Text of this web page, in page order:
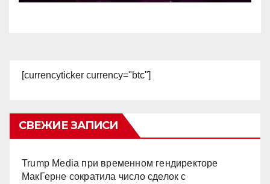
[currencyticker currency="btc"]
СВЕЖИЕ ЗАПИСИ
Trump Media при временном гендиректоре
МакГерне сократила число сделок с